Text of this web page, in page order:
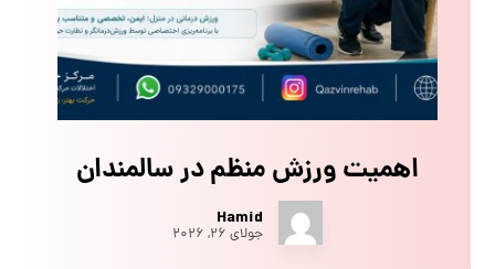
اهمیت ورزش منظم در سالمندان
Hamid
جولای ۲۶, ۲۰۲۶